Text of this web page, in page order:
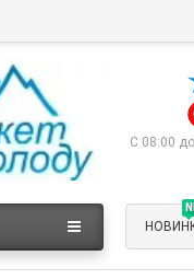
С 08:00